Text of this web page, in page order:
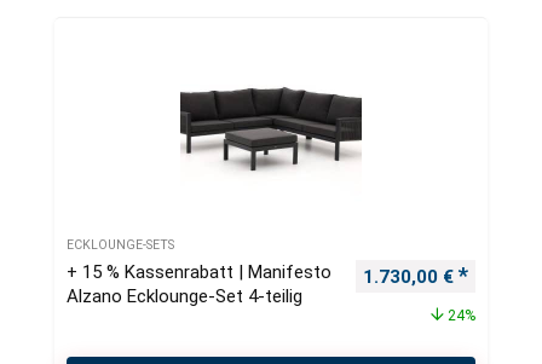
ECKLOUNGE-SETS
+ 15 % Kassenrabatt | Manifesto
Alzano Ecklounge-Set 4-teilig
Ursprünglicher
1.730,00 €
24%